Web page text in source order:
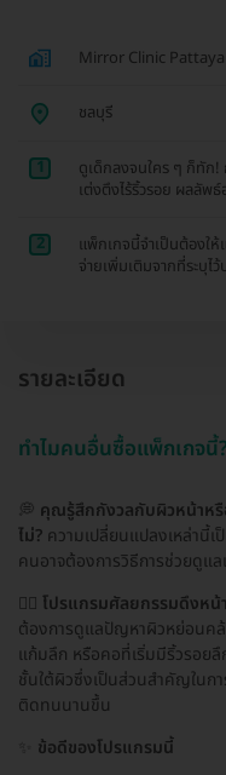
Mirror Clinic Pattaya
ชลบุรี
1
ดูเด็กลงจนใคร ๆ ก็ทัก!
เต่งตึงไร้ริ้วรอย ผลลัพ
2
แพ็กเกจนี้จำเป็นต้องให้
จ่ายเพิ่มเติมจากที่ระบุไว้
รายละเอียด
ทำไมคนอื่นซื้อแพ็กเกจนี้?
💭 คุณรู้สึกกังวลกับผิวหน้าห
ไม่? ความเปลี่ยนแปลงเหล่านี้
คนอาจต้องการวิธีการช่วยดูแ
👩‍⚕️ โปรแกรมศัลยกรรมดึงห
ต้องการดูแลปัญหาผิวหย่อนค
แก้มลึก หรือคอที่เริ่มมีริ้วรอย
ชั้นใต้ผิวซึ่งเป็นส่วนสำคัญในก
ติดทนนานขึ้น
ข้อดีของโปรแกรมนี้